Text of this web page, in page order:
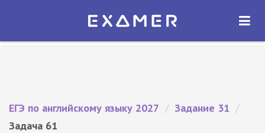
Экзамер — ЕГЭ 2027
ОТКРЫТЬ
ЕГЭ по английскому языку 2027 / Задание 31 /
Задача 61